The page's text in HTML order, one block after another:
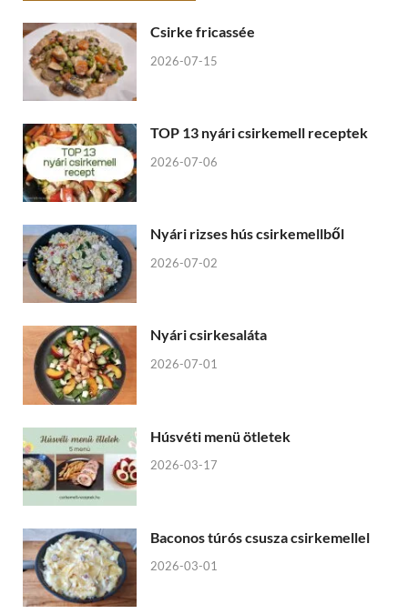
Csirke fricassée
2026-07-15
TOP 13 nyári csirkemell receptek
2026-07-06
Nyári rizses hús csirkemellből
2026-07-02
Nyári csirkesaláta
2026-07-01
Húsvéti menü ötletek
2026-03-17
Baconos túrós csusza csirkemellel
2026-03-01